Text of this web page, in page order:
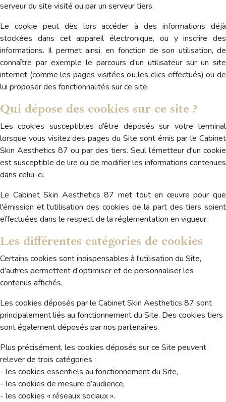
serveur du site visité ou par un serveur tiers.
Le cookie peut dès lors accéder à des informations déjà
stockées dans cet appareil électronique, ou y inscrire des
informations. Il permet ainsi, en fonction de son utilisation, de
connaître par exemple le parcours d’un utilisateur sur un site
internet (comme les pages visitées ou les clics effectués) ou de
lui proposer des fonctionnalités sur ce site.
Qui dépose des cookies sur ce site ?
Les cookies susceptibles d’être déposés sur votre terminal
lorsque vous visitez des pages du Site sont émis par le Cabinet
Skin Aesthetics 87 ou par des tiers. Seul l’émetteur d'un cookie
est susceptible de lire ou de modifier les informations contenues
dans celui-ci.
Le Cabinet Skin Aesthetics 87 met tout en œuvre pour que
l'émission et l'utilisation des cookies de la part des tiers soient
effectuées dans le respect de la réglementation en vigueur.
Les différentes catégories de cookies
Certains cookies sont indispensables à l'utilisation du Site,
d'autres permettent d'optimiser et de personnaliser les
contenus affichés.
Les cookies déposés par le Cabinet Skin Aesthetics 87 sont
principalement liés au fonctionnement du Site. Des cookies tiers
sont également déposés par nos partenaires.
Plus précisément, les cookies déposés sur ce Site peuvent
relever de trois catégories :
- les cookies essentiels au fonctionnement du Site,
- les cookies de mesure d’audience,
- les cookies « réseaux sociaux ».